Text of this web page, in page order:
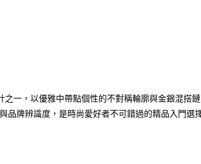
之一，以優雅中帶點個性的不對稱輪廓與金銀混
牌辨識度，是時尚愛好者不可錯過的精品入門選